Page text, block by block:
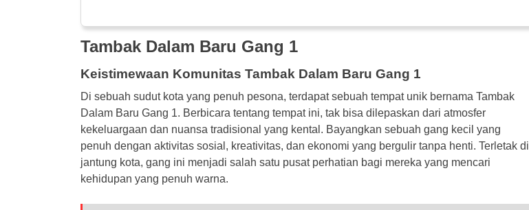
Tambak Dalam Baru Gang 1
Keistimewaan Komunitas Tambak Dalam Baru Gang 1
Di sebuah sudut kota yang penuh pesona, terdapat sebuah tempat unik bernama Tambak
Dalam Baru Gang 1. Berbicara tentang tempat ini, tak bisa dilepaskan dari atmosfer
kekeluargaan dan nuansa tradisional yang kental. Bayangkan sebuah gang kecil yang
penuh dengan aktivitas sosial, kreativitas, dan ekonomi yang bergulir tanpa henti. Terletak di
jantung kota, gang ini menjadi salah satu pusat perhatian bagi mereka yang mencari
kehidupan yang penuh warna.